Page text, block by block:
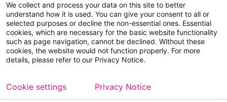
Aviso legal
Política de privacidade
We collect and process your data on this site to better
understand how it is used. You can give your consent to all or
selected purposes or decline the non-essential ones. Essential
cookies, which are necessary for the basic website functionality
such as page navigation, cannot be declined. Without these
cookies, the website would not function properly. For more
details, please refer to our Privacy Notice.
Cookie settings Privacy Notice